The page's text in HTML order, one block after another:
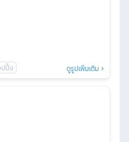
ดูรูปเพิ่มเติม